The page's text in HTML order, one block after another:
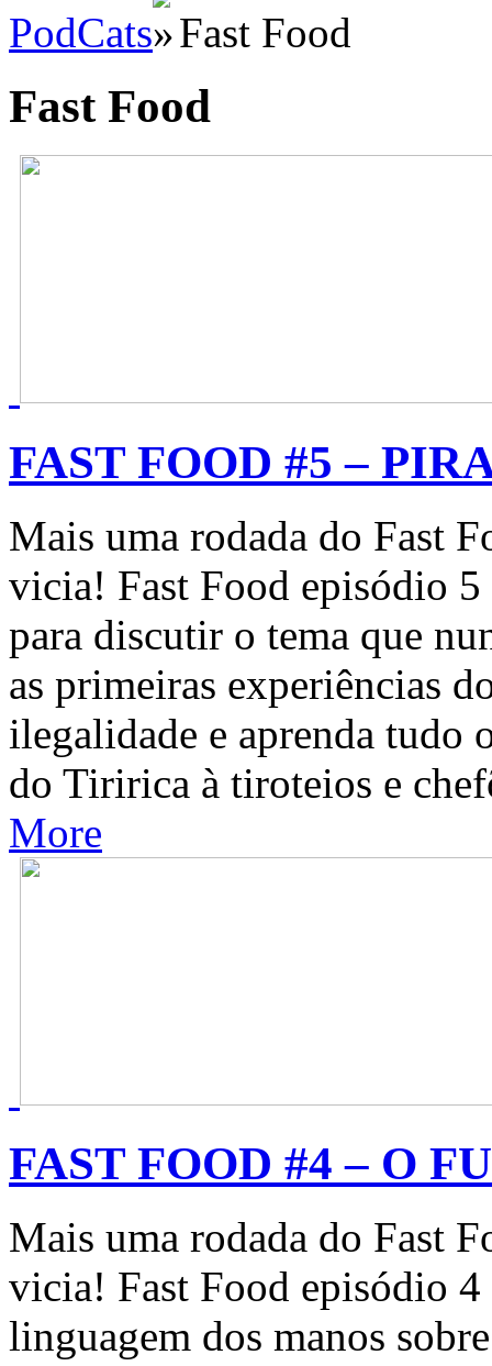
PodCats
Fast Food
Fast Food
FAST FOOD #5 –
Mais uma rodada do Fast
vicia! Fast Food episódio 5
para discutir o tema que
as primeiras experiências
ilegalidade e aprenda tudo
do Tiririca à tiroteios e
More
FAST FOOD #4 – O
Mais uma rodada do Fast
vicia! Fast Food episódio 4
linguagem dos manos